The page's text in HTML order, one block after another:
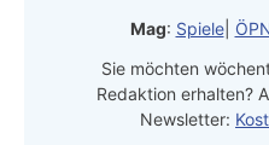
Mag: Spiele|
Sie möchten
Redaktion erhalten?
Newsletter: